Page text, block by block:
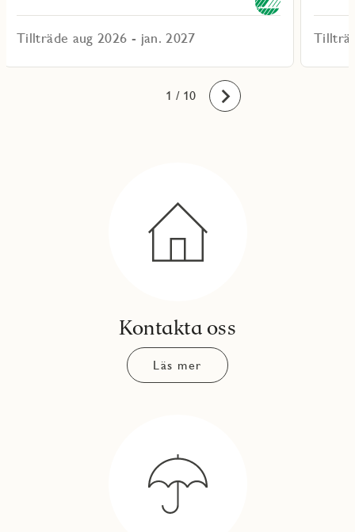
Tillträde aug 2026 - jan. 2027
1
2
3
4
5
6
7
8
9
10 / 10 Framåt
Kontakta oss
Läs mer